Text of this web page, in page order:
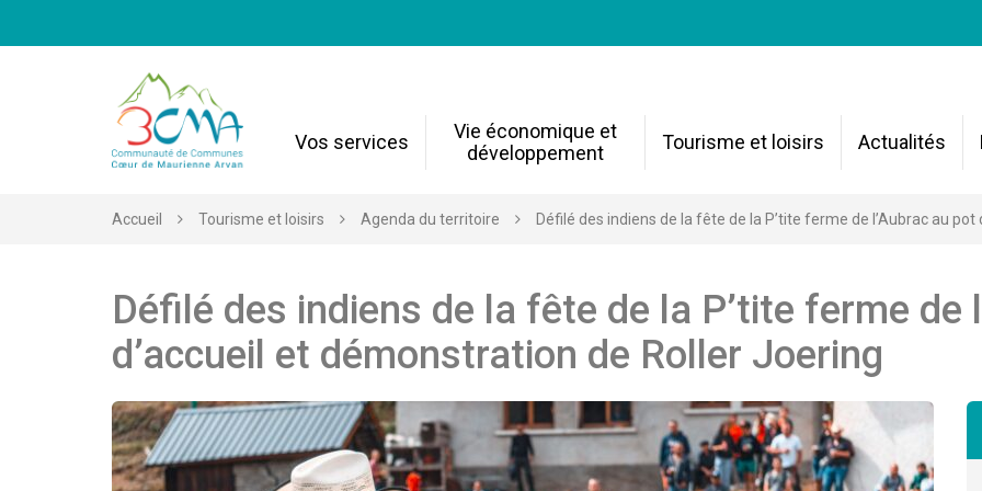
Vos services
Vie économique et
développement
Tourisme et loisirs Actualités
Accueil Tourisme et loisirs Agenda du territoire Défilé des indiens de la fête de la P’tite ferme de l’Aubrac au
Défilé des indiens de la fête de la P’tite ferme de
d’accueil et démonstration de Roller Joering